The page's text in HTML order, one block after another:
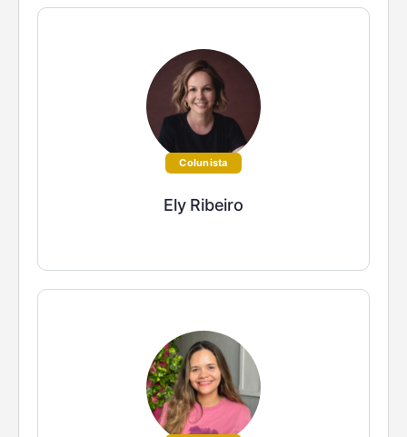
Colunista
Ely Ribeiro